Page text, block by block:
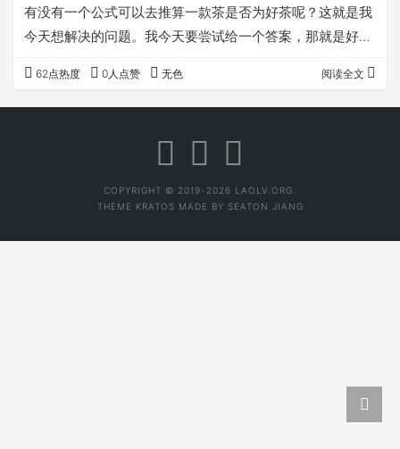
有没有一个公式可以去推算一款茶是否为好茶呢？这就是我
今天想解决的问题。我今天要尝试给一个答案，那就是好茶
分数 公式注解： 1，此公式使用仅限当年普洱生茶，仓储的
好茶公式另文详解； 2，总分数。大于60就算及格好茶，越
62点热度 0人点赞 无色 阅读全文
COPYRIGHT © 2019-2026 LAOLV.ORG.
THEME KRATOS MADE BY SEATON JIANG